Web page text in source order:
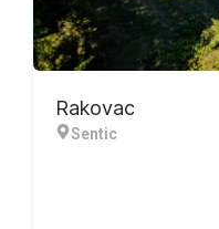
Ekskluzivna ponuda
Rakovac
Sentic